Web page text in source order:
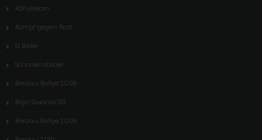
Rallyeteam
Kampf gegen Rost
G Bilder
Schadensbilder
Breslau Rallye 2008
Baja-Saxonia 09
Breslau Rallye 2009